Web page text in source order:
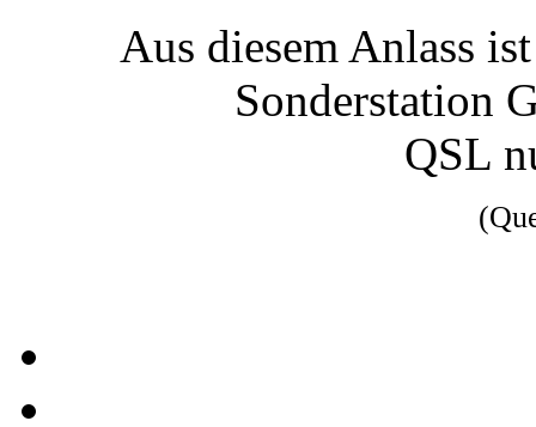
Aus diesem Anlass
Sonderstation
QSL